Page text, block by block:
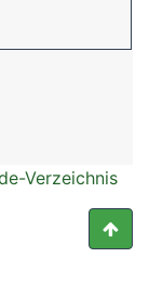
Verzeichnis